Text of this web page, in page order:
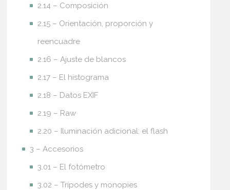
2.14 – Composición
2.15 – Orientación, proporción y
reencuadre
2.16 – Ajuste de blancos
2.17 – El histograma
2.18 – Datos EXIF
2.19 – Raw
2.20 – Iluminación adicional: el flash
3 – Accesorios
3.01 – El fotómetro
3.02 – Trípodes y monopies